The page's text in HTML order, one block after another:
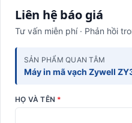
Liên hệ báo giá
Tư vấn miễn phí · Phản hồi
SẢN PHẨM QUAN TÂM
Máy in mã vạch Zywell
HỌ VÀ TÊN *